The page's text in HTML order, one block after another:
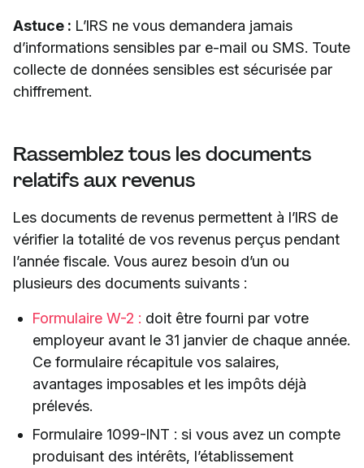
Astuce : L’IRS ne vous demandera jamais
d’informations sensibles par e-mail ou SMS. Toute
collecte de données sensibles est sécurisée par
chiffrement.
Rassemblez tous les documents
relatifs aux revenus
Les documents de revenus permettent à l’IRS de
vérifier la totalité de vos revenus perçus pendant
l’année fiscale. Vous aurez besoin d’un ou
plusieurs des documents suivants :
Formulaire W-2 : doit être fourni par votre
employeur avant le 31 janvier de chaque année.
Ce formulaire récapitule vos salaires,
avantages imposables et les impôts déjà
prélevés.
Formulaire 1099-INT : si vous avez un compte
produisant des intérêts, l’établissement